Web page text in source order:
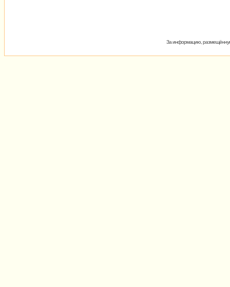
За информацию, размещённую